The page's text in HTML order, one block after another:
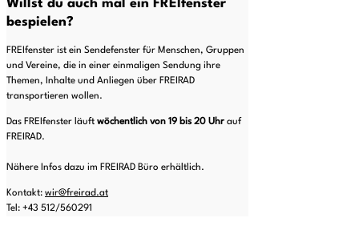
Willst du auch mal ein FREIfenster
bespielen?
FREIfenster ist ein Sendefenster für Menschen, Gruppen
und Vereine, die in einer einmaligen Sendung ihre
Themen, Inhalte und Anliegen über FREIRAD
transportieren wollen.
Das FREIfenster läuft wöchentlich von 19 bis 20 Uhr auf
FREIRAD.
Nähere Infos dazu im FREIRAD Büro erhältlich.
Kontakt: wir@freirad.at
Tel: +43 512/560291